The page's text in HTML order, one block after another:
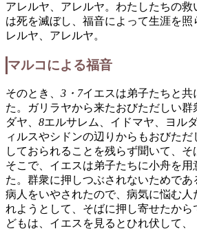
アレルヤ、アレルヤ。わたしたちの救
は死を滅ぼし、福音によって生涯を
レルヤ、アレルヤ。
マルコによる福音
そのとき、 3・7イエスは弟子たちと
た。ガリラヤから来たおびただしい
ダヤ、 8エルサレム、イドマヤ、ヨル
ィルスやシドンの辺りからもおびた
しておられることを残らず聞いて、そ
そこで、イエスは弟子たちに小舟を
た。群衆に押しつぶされないためであ
病人をいやされたので、病気に悩む
れようとして、そばに押し寄せたから
どもは、イエスを見るとひれ伏して、